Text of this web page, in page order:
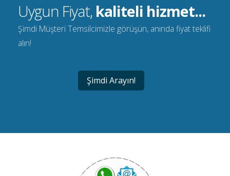
Uygun Fiyat, kaliteli hizmet...
Şimdi Müşteri Temsilcimizle görüşün, anında fiyat teklifi
alın!
Şimdi Arayın!